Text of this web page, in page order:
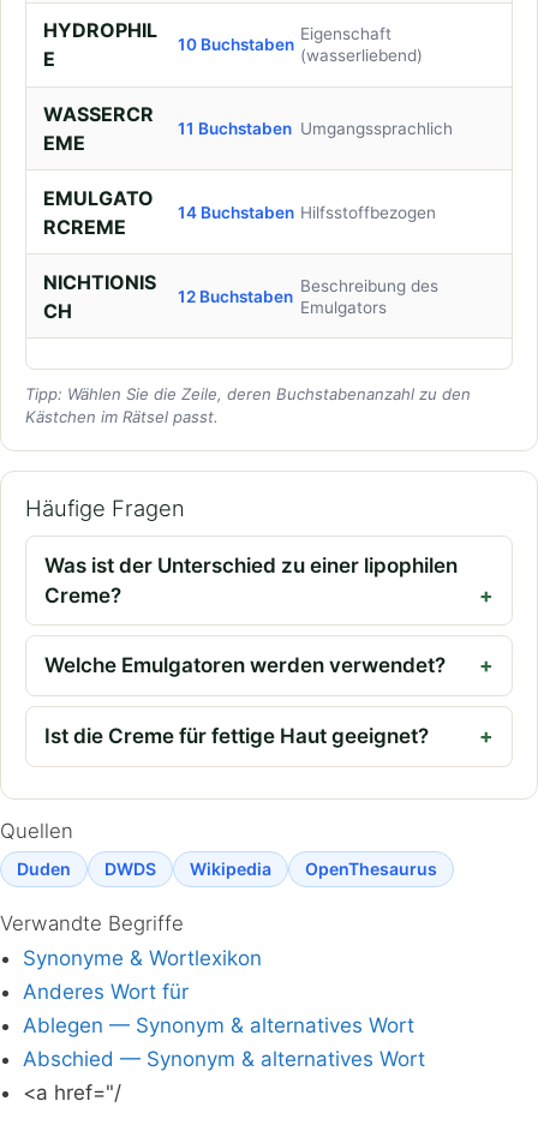
HYDROPHIL
E
10 Buchstaben
Eigenschaft
(wasserliebend)
WASSERCR
EME
11 Buchstaben Umgangssprachlich
EMULGATO
RCREME
14 Buchstaben Hilfsstoffbezogen
NICHTIONIS
CH
12 Buchstaben
Beschreibung des
Emulgators
Tipp: Wählen Sie die Zeile, deren Buchstabenanzahl zu den
Kästchen im Rätsel passt.
Häufige Fragen
Was ist der Unterschied zu einer lipophilen
Creme?
Welche Emulgatoren werden verwendet?
Ist die Creme für fettige Haut geeignet?
Quellen
Duden DWDS Wikipedia OpenThesaurus
Verwandte Begriffe
Synonyme & Wortlexikon
Anderes Wort für
Ablegen — Synonym & alternatives Wort
Abschied — Synonym & alternatives Wort
<a href="/